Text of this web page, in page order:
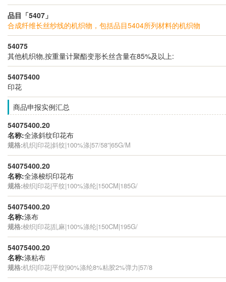
品目「5407」
合成纤维长丝纱线的机织物，包括品目5404所列材料的机织物
54075
其他机织物,按重量计聚酯变形长丝含量在85%及以上:
54075400
印花
商品申报实例汇总
54075400.20
名称:全涤斜纹印花布
规格:机织|印花|斜纹|100%涤|57/58”|65G/M
54075400.20
名称:全涤梭织印花布
规格:梭织|印花|平纹|100%涤纶|150CM|185G/
54075400.20
名称:涤布
规格:梭织|印花|乱麻|100%涤纶|150CM|195G/
54075400.20
名称:涤粘布
规格:机织|印花|平纹|90%涤纶8%粘胶2%弹力|57/8